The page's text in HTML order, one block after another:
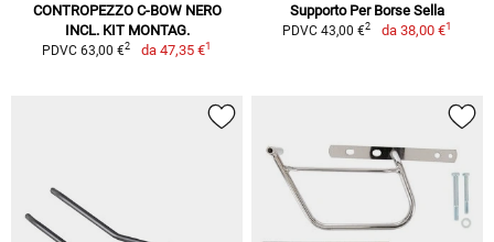
CONTROPEZZO C-BOW NERO
INCL. KIT MONTAG.
PDVC 63,00 €2 da 47,35 €1
Supporto Per Borse Sella
PDVC 43,00 €2 da 38,00 €1